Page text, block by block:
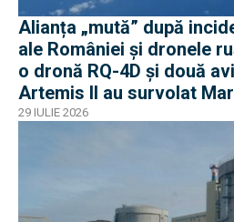
Alianța „mută” după
ale României și dronele
o dronă RQ-4D și două
Artemis II au survolat
29 IULIE 2026